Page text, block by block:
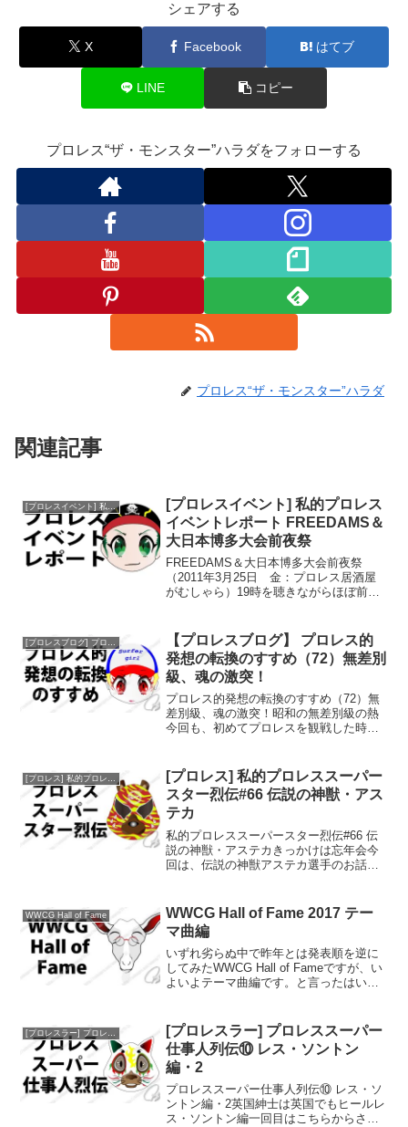
o
Cl
a
ss
ro
o
m
シェアする
X Facebook はてブ
LINE コピー
プロレス“ザ・モンスター”ハラダをフォローする
プロレス“ザ・モンスター”ハラダ
関連記事
[プロレスイベント] 私的プロレスイベントレポート
[プロレスイベント] 私的プロレス
イベントレポート FREEDAMS＆
大日本博多大会前夜祭
FREEDAMS＆大日本博多大会前夜祭
（2011年3月25日 金：プロレス居酒屋
がむしゃら）19時を聴きながらほぼ前日
の。だが残念ながら前夜祭は２０時開始
予定でどうして...
[プロレスブログ] プロレス的発想の転換のすすめ
【プロレスブログ】 プロレス的
発想の転換のすすめ（72）無差別
級、魂の激突！
プロレス的発想の転換のすすめ（72）無
差別級、魂の激突！昭和の無差別級の熱
今回も、初めてプロレスを観戦した時の
ら、実は昭和の時代ならではの特徴的な
マッチメイクがありました...
[プロレス] 私的プロレススーパースター烈伝
[プロレス] 私的プロレススーパー
スター烈伝#66 伝説の神獣・アス
テカ
私的プロレススーパースター烈伝#66 伝
説の神獣・アステカきっかけは忘年会今
回は、伝説の神獣アステカ選手のお話を
年の付き合いになるんですけれど、そう
した中からまあ話せ...
WWCG Hall of Fame
WWCG Hall of Fame 2017 テー
マ曲編
いずれ劣らぬ中で昨年とは発表順を逆に
してみたWWCG Hall of Fameですが、い
よいよテーマ曲編です。と言ったはいい
る曲があまりないというのが本音です。
とはいえ...
[プロレスラー] プロレススーパー仕事人列伝
[プロレスラー] プロレススーパー
仕事人列伝⑩ レス・ソントン
編・2
プロレススーパー仕事人列伝⑩ レス・ソ
ントン編・2英国紳士は英国でもヒールレ
ス・ソントン編一回目はこちらからさ